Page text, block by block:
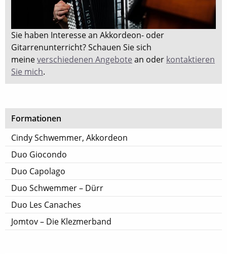
Sie haben Interesse an Akkordeon- oder
Gitarrenunterricht? Schauen Sie sich
meineverschiedenen Angebote an oder kontaktieren
Sie mich.
Formationen
Cindy Schwemmer, Akkordeon
Duo Giocondo
Duo Capolago
Duo Schwemmer – Dürr
Duo Les Canaches
Jomtov – Die Klezmerband